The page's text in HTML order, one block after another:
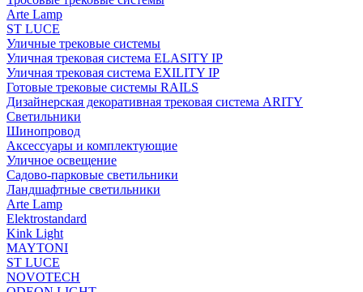
Arte Lamp
ST LUCE
Уличные трековые системы
Уличная трековая система ELASITY IP
Уличная трековая система EXILITY IP
Готовые трековые системы RAILS
Дизайнерская декоративная трековая система ARITY
Светильники
Шинопровод
Аксессуары и комплектующие
Уличное освещение
Садово-парковые светильники
Ландшафтные светильники
Arte Lamp
Elektrostandard
Kink Light
MAYTONI
ST LUCE
NOVOTECH